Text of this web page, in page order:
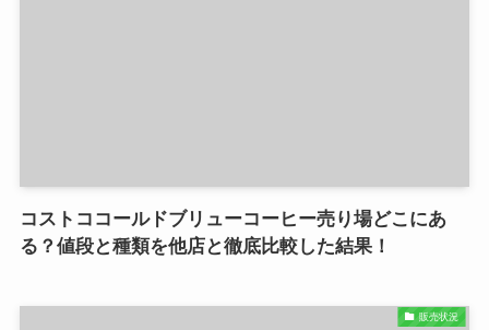
コストココールドブリューコーヒー売り場どこにあ
る？値段と種類を他店と徹底比較した結果！
販売状況